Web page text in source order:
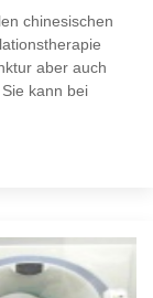
chinesischen
aber auch
kann bei